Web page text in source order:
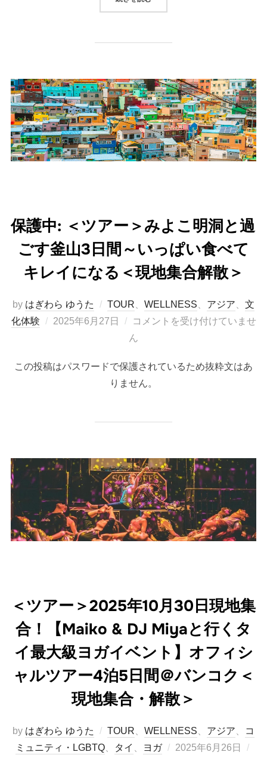
保護中: ＜ツアー＞みよこ明洞と過
ごす釜山3日間～いっぱい食べて
キレイになる＜現地集合解散＞
by はぎわら ゆうた TOUR WELLNESS アジア
文
化体験
投
2025年6月27日
コメントを受け付けていませ
ん
この投稿はパスワードで保護されているため抜粋文はあ
りません。
＜ツアー＞2025年10月30日現地集
合！【Maiko & DJ Miyaと行くタ
イ最大級ヨガイベント】オフィシ
ャルツアー4泊5日間＠バンコク＜
現地集合・解散＞
by はぎわら ゆうた TOUR WELLNESS アジア
コ
ミュニティ・LGBTQ、 タイ ヨガ
投
2025年6月26日